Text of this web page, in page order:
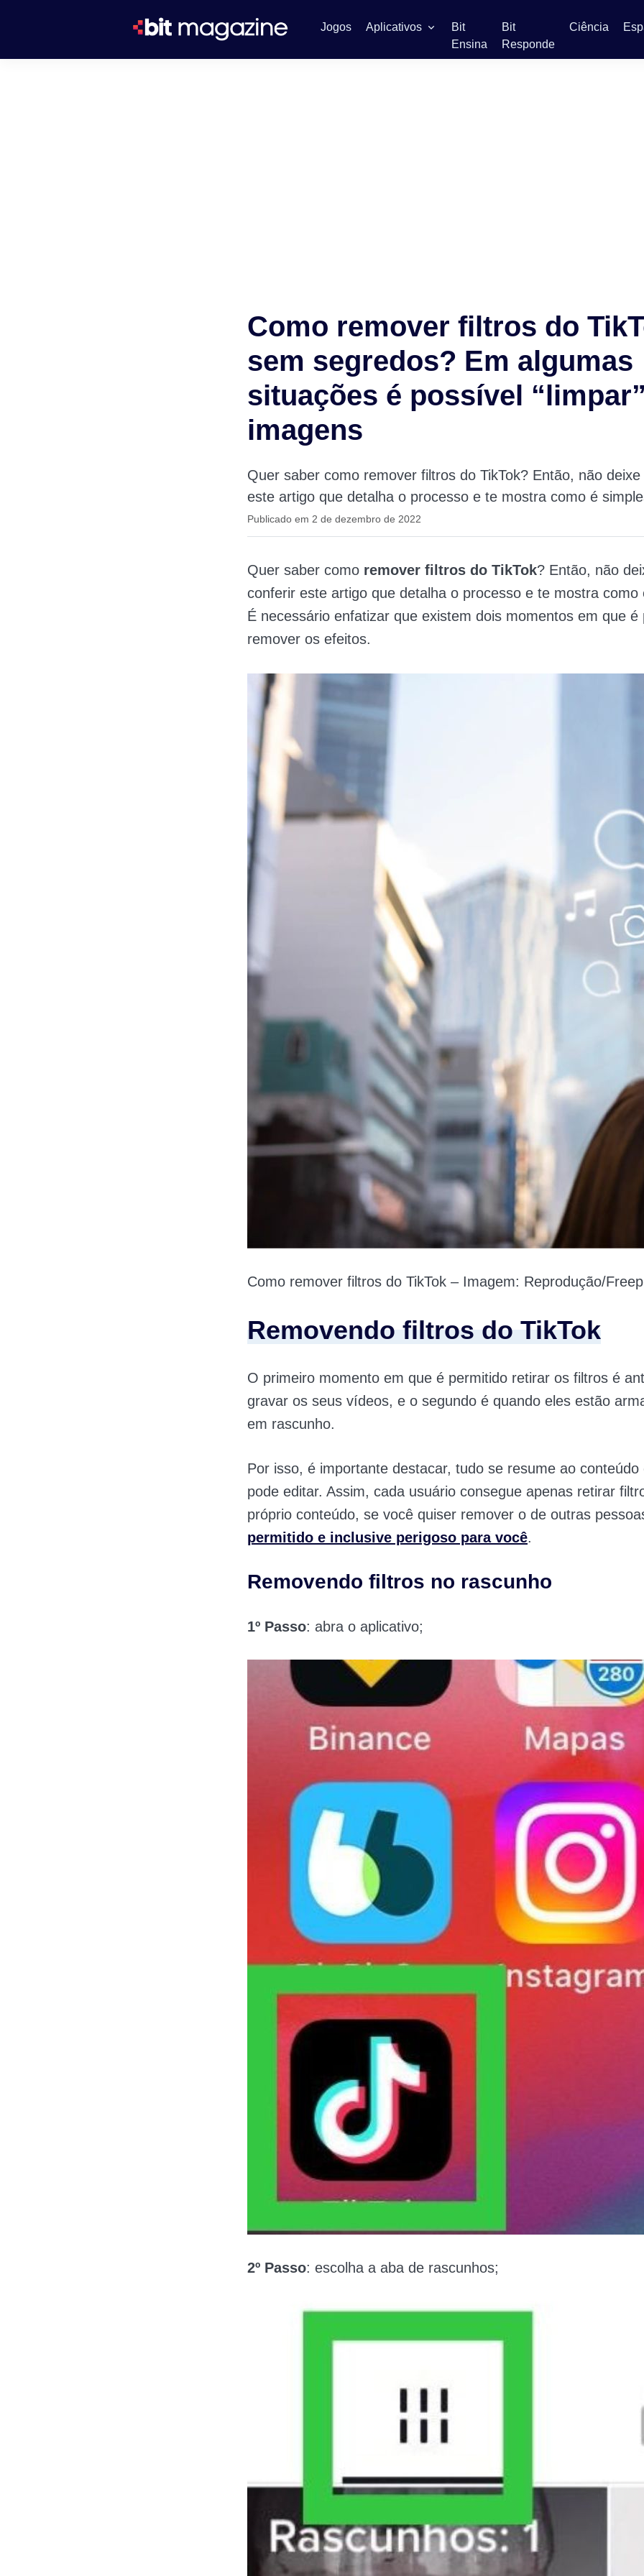
Jogos Aplicativos
Bit
Ensina
Bit
Responde
Ciência
Como remover filtros do
sem segredos? Em algumas
situações é possível
imagens
Quer saber como remover filtros do TikTok? Então, não
este artigo que detalha o processo e te mostra como é
Publicado em 2 de dezembro de 2022
Quer saber como remover filtros do TikTok? Então, não
conferir este artigo que detalha o processo e te mostra como
É necessário enfatizar que existem dois momentos em que é
remover os efeitos.
Como remover filtros do TikTok – Imagem: Reprodução/
Removendo filtros do TikTok
O primeiro momento em que é permitido retirar os filtros é
gravar os seus vídeos, e o segundo é quando eles estão
em rascunho.
Por isso, é importante destacar, tudo se resume ao conteúdo
pode editar. Assim, cada usuário consegue apenas retirar
próprio conteúdo, se você quiser remover o de outras
permitido e inclusive perigoso para você.
Removendo filtros no rascunho
1º Passo: abra o aplicativo;
2º Passo: escolha a aba de rascunhos;